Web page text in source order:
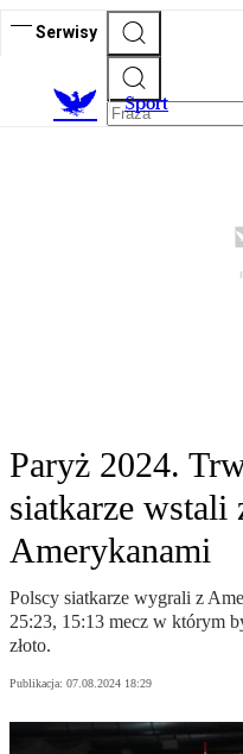
Serwisy
Sport
Paryż 2024.
siatkarze
Amerykanami
Polscy siatkarze wygrali z
25:23, 15:13 mecz w którym
złoto.
Publikacja: 07.08.2024 18:29